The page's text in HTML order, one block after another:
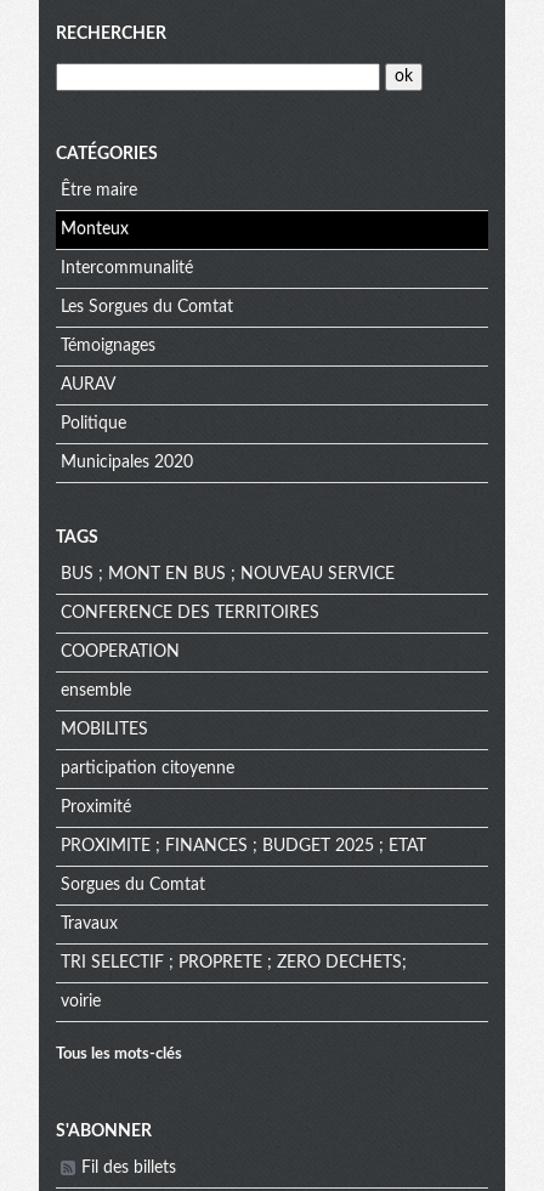
Menu
RECHERCHER
CATÉGORIES
Être maire
Monteux
Intercommunalité
Les Sorgues du Comtat
Témoignages
AURAV
Politique
Municipales 2020
TAGS
BUS ; MONT EN BUS ; NOUVEAU SERVICE
CONFERENCE DES TERRITOIRES
COOPERATION
ensemble
MOBILITES
participation citoyenne
Proximité
PROXIMITE ; FINANCES ; BUDGET 2025 ; ETAT
Sorgues du Comtat
Travaux
TRI SELECTIF ; PROPRETE ; ZERO DECHETS;
voirie
Tous les mots-clés
Menu
S'ABONNER
Fil des billets